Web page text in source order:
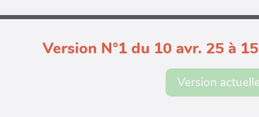
Version N°1 du 10 avr. 25 à
Version actuelle